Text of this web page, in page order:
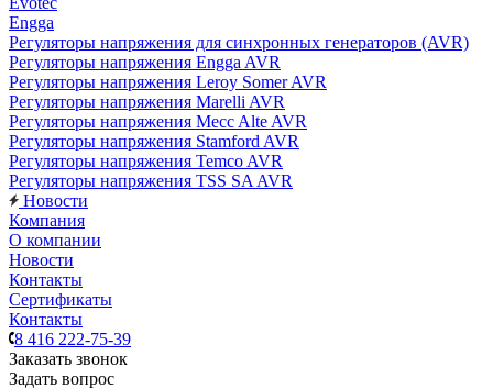
Engga
Регуляторы напряжения для синхронных генераторов (AVR)
Регуляторы напряжения Engga AVR
Регуляторы напряжения Leroy Somer AVR
Регуляторы напряжения Marelli AVR
Регуляторы напряжения Mecc Alte AVR
Регуляторы напряжения Stamford AVR
Регуляторы напряжения Temco AVR
Регуляторы напряжения TSS SA AVR
Новости
Компания
О компании
Новости
Контакты
Сертификаты
Контакты
8 416 222-75-39
Заказать звонок
Задать вопрос